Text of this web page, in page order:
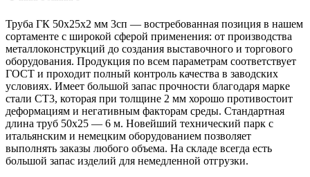
Труба ГК 50х25x2 мм 3сп — востребованная позиция в нашем
сортаменте с широкой сферой применения: от производства
металлоконструкций до создания выставочного и торгового
оборудования. Продукция по всем параметрам соответствует
ГОСТ и проходит полный контроль качества в заводских
условиях. Имеет большой запас прочности благодаря марке
стали СТ3, которая при толщине 2 мм хорошо противостоит
деформациям и негативным факторам среды. Стандартная
длина труб 50х25 — 6 м. Новейший технический парк с
итальянским и немецким оборудованием позволяет
выполнять заказы любого объема. На складе всегда есть
большой запас изделий для немедленной отгрузки.